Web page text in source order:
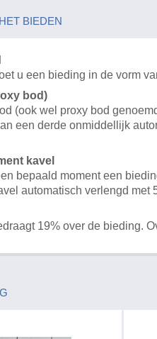
BIEDEN
u een bieding in de vorm
bod)
(ook wel proxy bod
een derde onmiddellijk
kavel
bepaald moment een
automatisch verlengd met
19% over de bieding.